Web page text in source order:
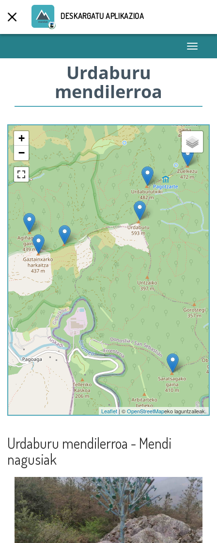
DESKARGATU APLIKAZIOA
Toggle
Urdaburu
mendilerroa
+
−
Leaflet | ©OpenStreetMapeko laguntzaileak.
Urdaburu mendilerroa - Mendi
nagusiak